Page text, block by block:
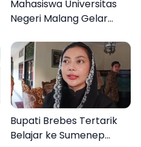
Mahasiswa Universitas
Negeri Malang Gelar
Desa Dapenda
Bupati Brebes Tertarik
Belajar ke Sumenep